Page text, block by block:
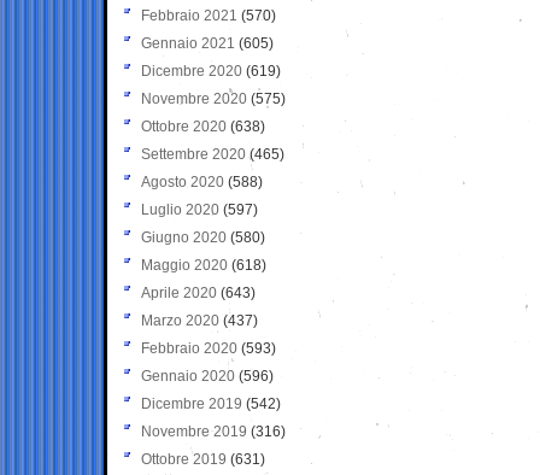
Febbraio 2021 (570)
Gennaio 2021 (605)
Dicembre 2020 (619)
Novembre 2020 (575)
Ottobre 2020 (638)
Settembre 2020(465)
Agosto 2020 (588)
Luglio 2020 (597)
Giugno 2020 (580)
Maggio 2020 (618)
Aprile 2020 (643)
Marzo 2020 (437)
Febbraio 2020 (593)
Gennaio 2020 (596)
Dicembre 2019 (542)
Novembre 2019 (316)
Ottobre 2019 (631)